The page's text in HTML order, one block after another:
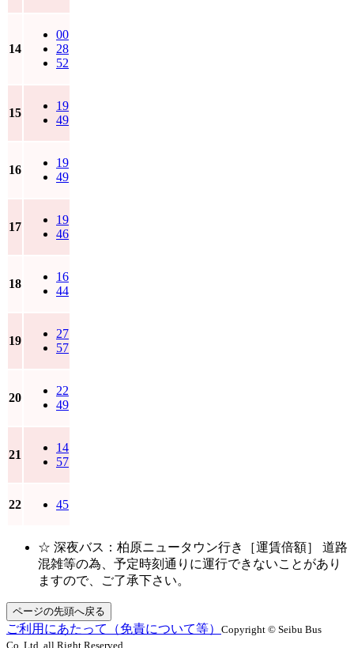
14
00
28
52
15
19
49
16
19
49
17
19
46
18
16
44
19
27
57
20
22
49
21
14
57
22 45
☆ 深夜バス：柏原ニュータウン行き［運賃倍額］ 道路
混雑等の為、予定時刻通りに運行できないことがあり
ますので、ご了承下さい。
ページの先頭へ戻る
ご利用にあたって（免責について等） Copyright © Seibu Bus
Co.,Ltd. all Right Reserved.